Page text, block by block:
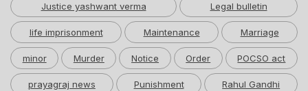
Justice yashwant verma Legal bulletin
life imprisonment Maintenance Marriage
minor Murder Notice Order POCSO act
prayagraj news Punishment Rahul Gandhi